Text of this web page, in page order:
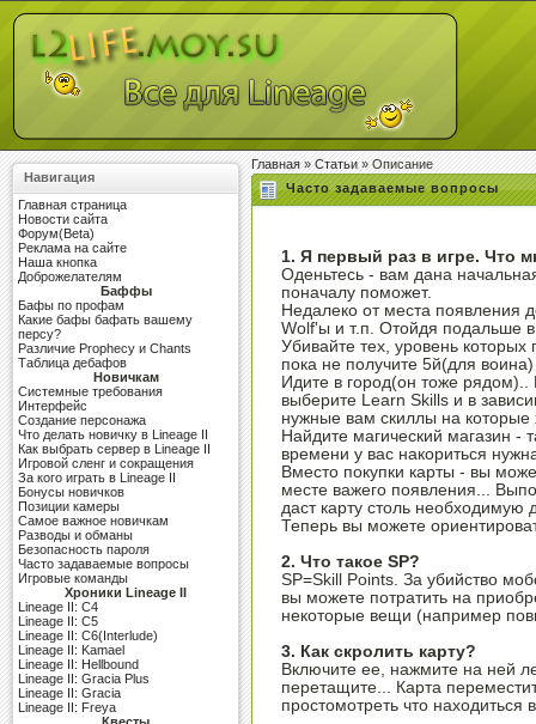
Навигация
Главная страница
Новости сайта
Форум(Beta)
Реклама на сайте
Наша кнопка
Доброжелателям
Баффы
Бафы по профам
Какие бафы бафать вашему
персу?
Различие Prophecy и Chants
Таблица дебафов
Новичкам
Системные требования
Интерфейс
Создание персонажа
Что делать новичку в Lineage II
Как выбрать сервер в Lineage II
Игровой сленг и сокращения
За кого играть в Lineage II
Бонусы новичков
Позиции камеры
Самое важное новичкам
Разводы и обманы
Безопасность пароля
Часто задаваемые вопросы
Игровые команды
Хроники Lineage II
Lineage II: C4
Lineage II: C5
Lineage II: C6(Interlude)
Lineage II: Kamael
Lineage II: Hellbound
Lineage II: Gracia Plus
Lineage II: Gracia
Lineage II: Freya
Главная»Статьи» Описание
Часто задаваемые вопросы
1. Я первый раз в игре. Что
Оденьтесь - вам дана
поначалу поможет.
Недалеко от места появления
Wolf'ы и т.п. Отойдя подальше
Убивайте тех, уровень
пока не получите 5й(для
Идите в город(он тоже
выберите Learn Skills и в
нужные вам скиллы на которые
Найдите магический магазин -
времени у вас накориться
Вместо покупки карты - вы
месте важего появления...
даст карту столь
Теперь вы можете
2. Что такое SP?
SP=Skill Points. За убийство
вы можете потратить на
некоторые вещи (например
3. Как скролить карту?
Включите ее, нажмите на ней
перетащите... Карта
простомотреть что